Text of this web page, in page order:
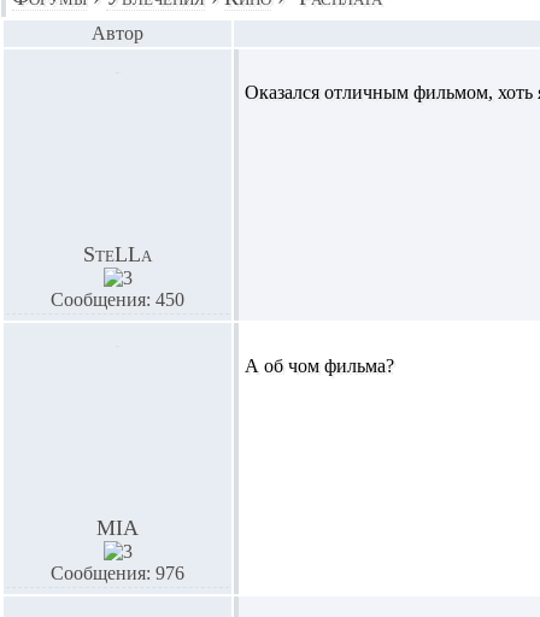
Автор
SteLLa
Сообщения: 450
Оказался отличным фильмом,
MIA
Сообщения: 976
А об чом фильма?